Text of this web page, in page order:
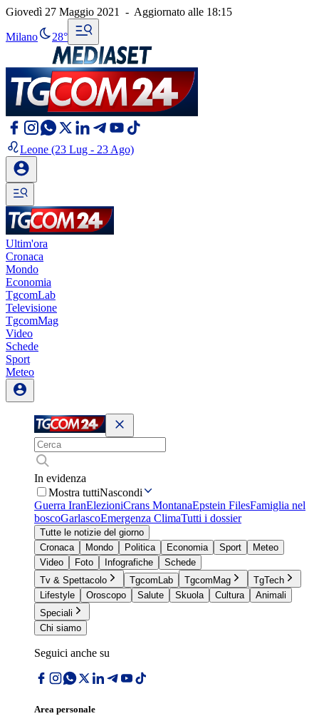
Giovedì 27 Maggio 2021 - Aggiornato alle 18:15
Milano 28°
Leone (23 Lug - 23 Ago)
Ultim'ora
Cronaca
Mondo
Economia
TgcomLab
Televisione
TgcomMag
Video
Schede
Sport
Meteo
In evidenza
Mostra tuttiNascondi
Guerra IranElezioniCrans MontanaEpstein FilesFamiglia nel
boscoGarlascoEmergenza ClimaTutti i dossier
Tutte le notizie del giorno
Cronaca
Mondo Politica Economia Sport
Meteo
Video
Foto Infografiche
Schede
Tv & Spettacolo
TgcomLab TgcomMag
TgTech
Lifestyle
Oroscopo Salute Skuola Cultura
Animali
Speciali
Chi siamo
Seguici anche su
Area personale